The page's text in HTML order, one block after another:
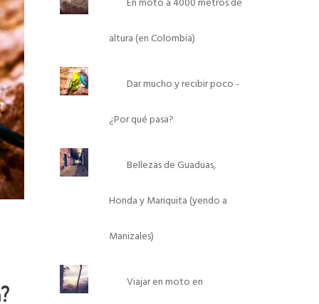
altura (en Colombia)
Dar mucho y recibir poco -
¿Por qué pasa?
Bellezas de Guaduas,
Honda y Mariquita (yendo a
Manizales)
Viajar en moto en